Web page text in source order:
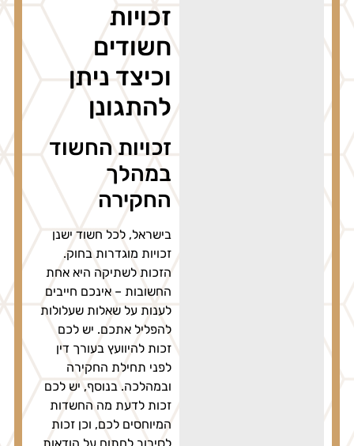
זכויות
חשודים
וכיצד ניתן
להתגונן
זכויות החשוד
במהלך
החקירה
בישראל, לכל חשוד ישנן
זכויות מוגדרות בחוק.
הזכות לשתיקה היא אחת
החשובות – אינכם חייבים
לענות על שאלות שעלולות
להפליל אתכם. יש לכם
זכות להיוועץ בעורך דין
לפני תחילת החקירה
ובמהלכה. בנוסף, יש לכם
זכות לדעת מה החשדות
המיוחסים לכם, וכן זכות
לסירוב לחתום על הודאות